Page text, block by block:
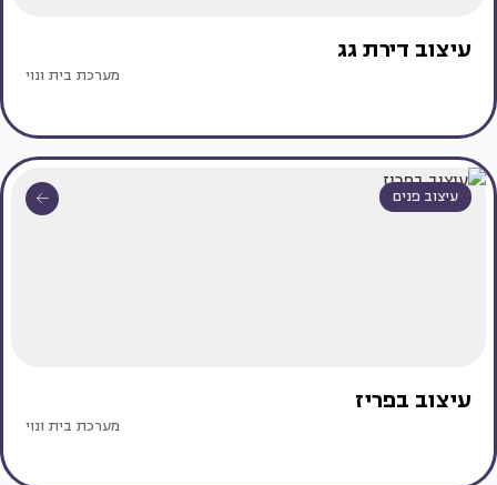
עיצוב דירת גג
מערכת בית ונוי
עיצוב פנים
עיצוב בפריז
מערכת בית ונוי